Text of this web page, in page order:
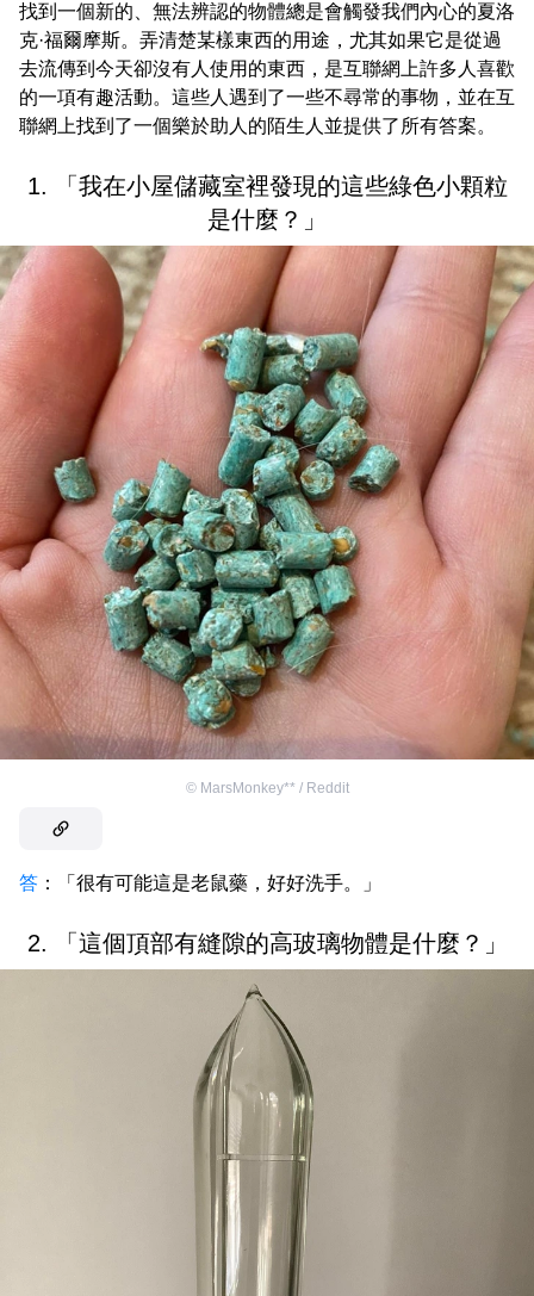
找到一個新的、無法辨認的物體總是會觸發我們內心的夏洛
克·福爾摩斯。弄清楚某樣東西的用途，尤其如果它是從過
去流傳到今天卻沒有人使用的東西，是互聯網上許多人喜歡
的一項有趣活動。這些人遇到了一些不尋常的事物，並在互
聯網上找到了一個樂於助人的陌生人並提供了所有答案。
1. 「我在小屋儲藏室裡發現的這些綠色小顆粒
是什麼？」
© MarsMonkey** / Reddit
答 ：「很有可能這是老鼠藥，好好洗手。」
2. 「這個頂部有縫隙的高玻璃物體是什麼？」